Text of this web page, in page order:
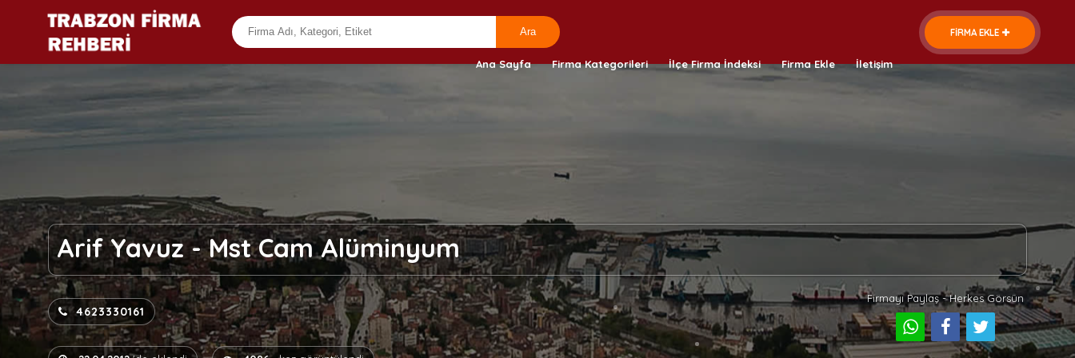
FİRMA EKLE
Ana Sayfa Firma Kategorileri İlçe Firma İndeksi Firma Ekle İletişim
Arif Yavuz - Mst Cam Alüminyum
4623330161
Firmayı Paylaş - Herkes Görsün